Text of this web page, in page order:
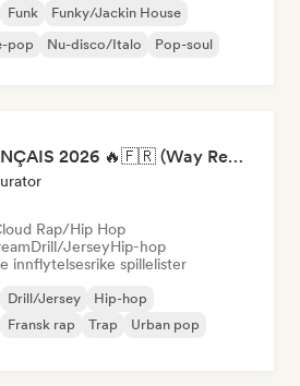
Funk
Funky/Jackin House
pop Nu-disco/Italo Pop-soul
RAP FRANÇAIS 2026 🔥🇫🇷 (Way Records)
Rap/Hip Hop
Drill/JerseyHip-hop
innflytelsesrike spillelister
Drill/Jersey
Hip-hop
Fransk rap Trap
Urban pop